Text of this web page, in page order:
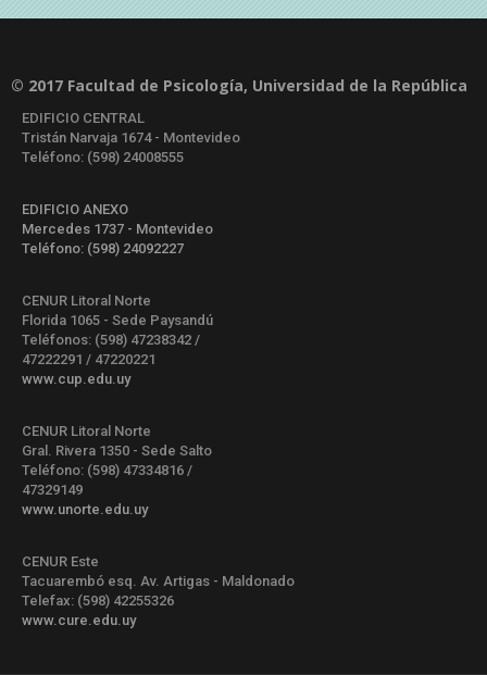
© 2017 Facultad de Psicología, Universidad de la República
EDIFICIO CENTRAL
Tristán Narvaja 1674 - Montevideo
Teléfono: (598) 24008555
EDIFICIO ANEXO
Mercedes 1737 - Montevideo
Teléfono: (598) 24092227
CENUR Litoral Norte
Florida 1065 - Sede Paysandú
Teléfonos: (598) 47238342 /
47222291 / 47220221
www.cup.edu.uy
CENUR Litoral Norte
Gral. Rivera 1350 - Sede Salto
Teléfono: (598) 47334816 /
47329149
www.unorte.edu.uy
CENUR Este
Tacuarembó esq. Av. Artigas - Maldonado
Telefax: (598) 42255326
www.cure.edu.uy